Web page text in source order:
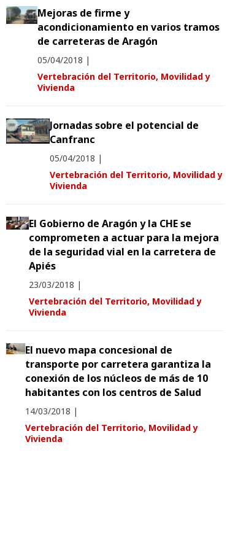
Mejoras de firme y
acondicionamiento en varios tramos
de carreteras de Aragón
05/04/2018 |
Vertebración del Territorio, Movilidad y
Vivienda
Jornadas sobre el potencial de
Canfranc
05/04/2018 |
Vertebración del Territorio, Movilidad y
Vivienda
El Gobierno de Aragón y la CHE se
comprometen a actuar para la mejora
de la seguridad vial en la carretera de
Apiés
23/03/2018 |
Vertebración del Territorio, Movilidad y
Vivienda
El nuevo mapa concesional de
transporte por carretera garantiza la
conexión de los núcleos de más de 10
habitantes con los centros de Salud
14/03/2018 |
Vertebración del Territorio, Movilidad y
Vivienda